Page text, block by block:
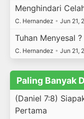
Menghindari
C. Hernandez • Jun 21,
Tuhan Menyesal ?
C. Hernandez • Jun 21,
Paling Banyak
(Daniel 7:8)
Pertama